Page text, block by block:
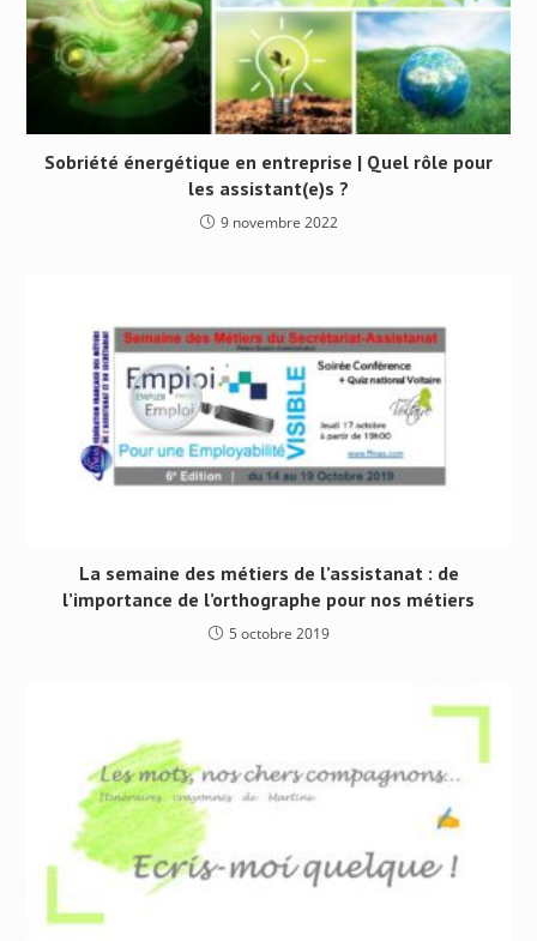
Sobriété énergétique en entreprise | Quel rôle pour
les assistant(e)s ?
9 novembre 2022
La semaine des métiers de l’assistanat : de
l’importance de l’orthographe pour nos métiers
5 octobre 2019